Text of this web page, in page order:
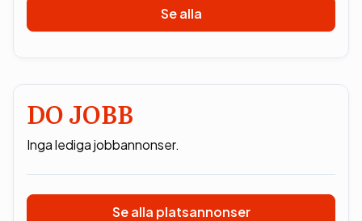
Se alla
DO JOBB
Inga lediga jobbannonser.
Se alla platsannonser